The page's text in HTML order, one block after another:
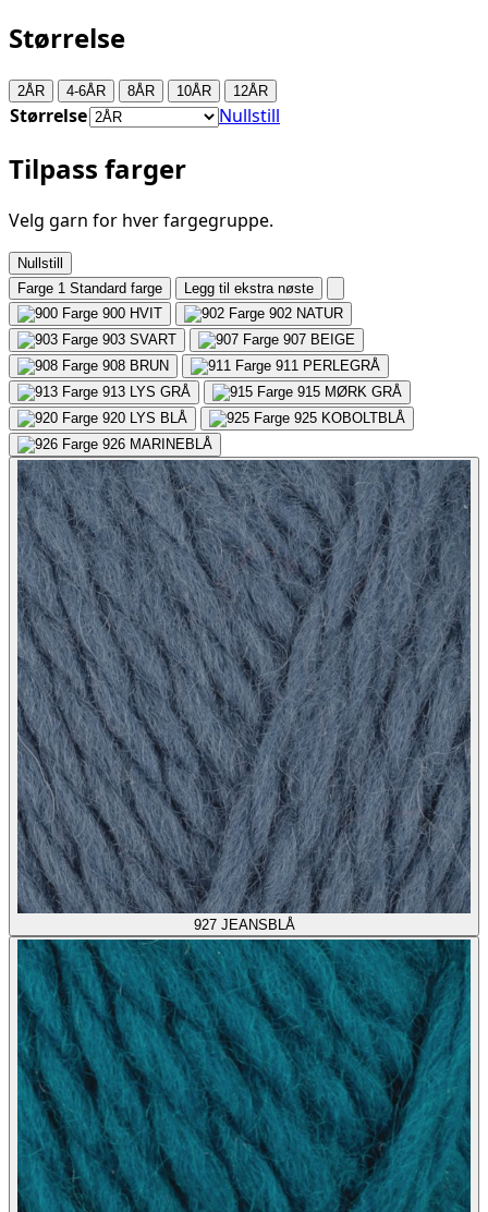
Størrelse
2ÅR 4-6ÅR 8ÅR 10ÅR 12ÅR
Størrelse Nullstill
Tilpass farger
Velg garn for hver fargegruppe.
Nullstill
Farge 1 Standard farge
Legg til ekstra nøste
900 HVIT 902 NATUR
903 SVART 907 BEIGE
908 BRUN 911 PERLEGRÅ
913 LYS GRÅ 915 MØRK GRÅ
920 LYS BLÅ 925 KOBOLTBLÅ
926 MARINEBLÅ
927 JEANSBLÅ